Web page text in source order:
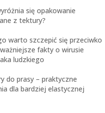
się opakowanie
z tektury?
warto szczepić się przeciwko
fakty o wirusie
ludzkiego
do prasy – praktyczne
dla bardziej elastycznej